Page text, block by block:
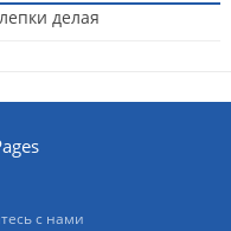
делая
с нами